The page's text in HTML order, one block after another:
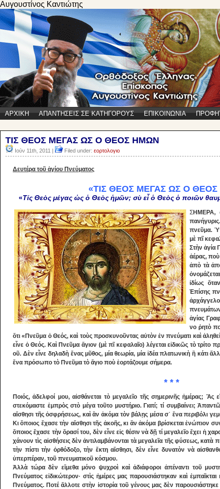
Αυγουστίνος Καντιώτης
ΑΡΧΙΚΗ ΑΠΑΝΤΗΣΕΙΣ ΣΕ ΚΑΤΗΓΟΡΟΥΣ ΕΠΙΚΟΙΝΩΝΙΑ
ΤΙΣ ΘΕΟΣ ΜΕΓΑΣ ΩΣ Ο ΘΕΟΣ ΗΜΩΝ
Ιούν 11th, 2011 | Filed under: εορτολογιο
Δευτέρα τοῦ ἁγίου Πνεύματος
«ΤΙΣ ΘΕΟΣ ΜΕΓΑΣ ΩΣ Ο
«Τίς Θεὸς μέγας ὡς ὁ Θεὸς ἡμῶν; σὺ εἶ ὁ Θεὸς ὁ ποιῶν
ΣΗΜΕΡΑ,
πνεῦμα.
μὲ πῖ
Στὴν ἁγία
ἀέρας, ποὺ
ἀπὸ τὰ
ἰδίως
Ἐπίσης
ἁγίας
νο ῥητὸ
ὅτι «Πνεῦμα ὁ Θεός, καὶ τοὺς προσ­κυ­νοῦντας αὐτὸν ἐν πνεύματι καὶ
εἶνε ὁ Θεός. Καὶ Πνεῦμα ἅγιον (μὲ πῖ κεφαλαῖο) λέγεται εἰδικῶς τὸ
οῦ. Δὲν εἶνε δηλαδὴ ἕ­νας μῦθος, μία θεωρία, μία ἰδέα πλατωνικὴ ἢ κάτι
ἕνα πρόσωπο τὸ Πνεῦ­μα τὸ ἅγιο ποὺ ἑορτάζουμε σήμερα.
* * *
Ποιός, ἀδελφοί μου, αἰσθάνεται τὸ μεγαλεῖο τῆς σημερινῆς ἡμέρας; Ἂς
στεκόμαστε ἐμ­πρὸς στὸ μέγα τοῦτο μυστήριο. Γιατί; τί συμβαίνει;
αἴσθησι τῆς ὀσφρήσεως, καὶ ἂν ἀ­κό­μα τὸν βάλῃς μέσα σ᾽ ἕνα περιβόλι
Κι ὅποιος ἔχασε τὴν αἴσθησι τῆς ἀκοῆς, κι ἂν ἀκόμα βρίσκεται ἐνώπιον
ὅποιος ἔχασε τὴν ὅρασί του, δὲν εἶνε εἰς θέσιν νὰ δῇ τί μεγαλεῖο ἔχει ἡ
χάνουν τὶς αἰσθήσεις δὲν ἀντιλαμβάνονται τὰ μεγαλεῖα τῆς φύσεως, κατὰ
τὴν πίστι τὴν ὀρθόδοξο, τὴν ἕκτη αἴσθησι, δὲν εἶνε δυνατὸν νὰ
ὑπερπέραν, τοῦ πνευματικοῦ κόσμου.
Ἀλλὰ τώρα δὲν εἴμεθα μόνο ψυχροὶ καὶ ἀ­διάφοροι ἀπέναντι τοῦ
Πνεύματος εἰδικώτερον· στὶς ἡμέρες μας παρουσιάστηκαν καὶ
Πνεύματος. Ποτέ ἄλλοτε στὴν ἱστορία τοῦ γένους μας δὲν παρουσι­άστηκε